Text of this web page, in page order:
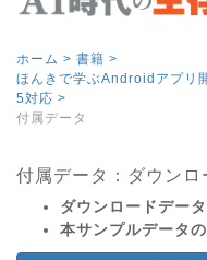
ホーム > 書籍 >
ほんきで学ぶAndroidアプ
5対応 >
付属データ
付属データ：ダウンロ
ダウンロードデー
本サンプルデータ